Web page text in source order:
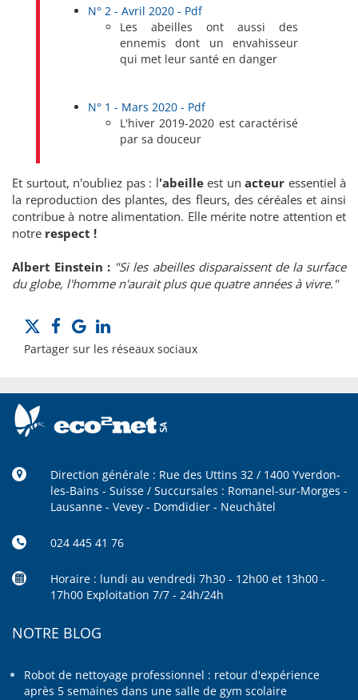
N° 2 - Avril 2020 - Pdf
Les abeilles ont aussi des
ennemis dont un envahisseur
qui met leur santé en danger
N° 1 - Mars 2020 - Pdf
L'hiver 2019-2020 est caractérisé
par sa douceur
Et surtout, n'oubliez pas : l'abeille est un acteur essentiel à
la reproduction des plantes, des fleurs, des céréales et ainsi
contribue à notre alimentation. Elle mérite notre attention et
notre respect !
Albert Einstein : "Si les abeilles disparaissent de la surface
du globe, l'homme n'aurait plus que quatre années à vivre."
Partager sur les réseaux sociaux
Direction générale : Rue des Uttins 32 / 1400 Yverdon-
les-Bains - Suisse / Succursales : Romanel-sur-Morges -
Lausanne - Vevey - Domdidier - Neuchâtel
024 445 41 76
Horaire : lundi au vendredi 7h30 - 12h00 et 13h00 -
17h00 Exploitation 7/7 - 24h/24h
NOTRE BLOG
Robot de nettoyage professionnel : retour d'expérience
après 5 semaines dans une salle de gym scolaire